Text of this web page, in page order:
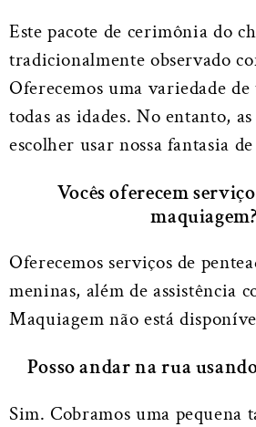
Este pacote de cerimônia do
tradicionalmente observado
Oferecemos uma variedade
todas as idades. No entanto,
escolher usar nossa fantasia
Vocês oferecem
maquiagem?
Oferecemos serviços de
meninas, além de assistência
Maquiagem não está
Posso andar na rua
Sim. Cobramos uma pequena